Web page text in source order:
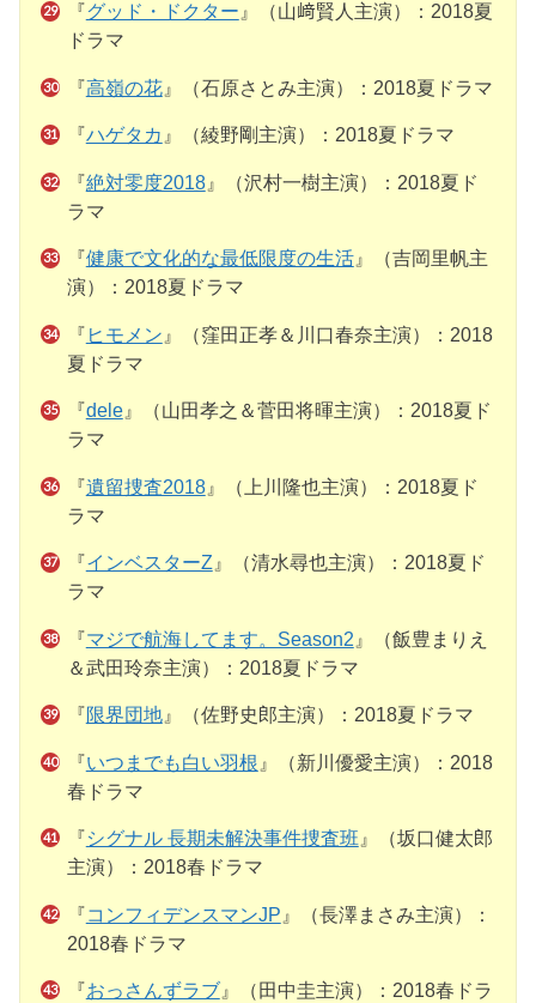
『グッド・ドクター』（山﨑賢人主演）：2018夏
ドラマ
『高嶺の花』（石原さとみ主演）：2018夏ドラマ
『ハゲタカ 』（綾野剛主演）：2018夏ドラマ
『絶対零度2018』（沢村一樹主演）：2018夏ド
ラマ
『健康で文化的な最低限度の生活』（吉岡里帆主
演）：2018夏ドラマ
『 ヒモメン 』（窪田正孝＆川口春奈主演）：2018
夏ドラマ
『dele』（山田孝之＆菅田将暉主演）：2018夏ド
ラマ
『遺留捜査2018』（上川隆也主演）：2018夏ド
ラマ
『インベスターZ 』（清水尋也主演）：2018夏ド
ラマ
『マジで航海してます。Season2 』（飯豊まりえ
＆武田玲奈主演）：2018夏ドラマ
『限界団地』（佐野史郎主演）：2018夏ドラマ
『いつまでも白い羽根 』（新川優愛主演）：2018
春ドラマ
『シグナル 長期未解決事件捜査班 』（坂口健太郎
主演）：2018春ドラマ
『コンフィデンスマンJP 』（長澤まさみ主演）：
2018春ドラマ
『おっさんずラブ』（田中圭主演）：2018春ドラ